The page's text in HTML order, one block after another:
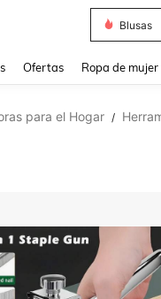
Blusas
Ofertas Ropa de mujer
para el Hogar /